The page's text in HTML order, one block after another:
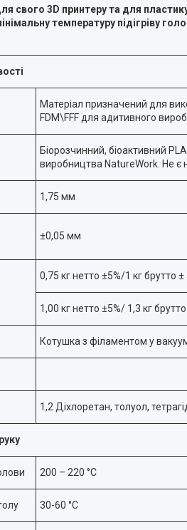
свого 3 D принтеру та для
температуру підігріву
Матеріал призначений для
FDM\FFF для адитивного
Біорозчинний, біоактивний
виробництва NatureWork. Не є
1,75 мм
±0,05 мм
0,75 кг нетто ±5%/1 кг брутто ±
1,00 кг нетто ±5%/ 1,3 кг
Котушка з філаментом у
1,2 Діхлоретан, толуол,
200 – 220 °С
30-60 °С